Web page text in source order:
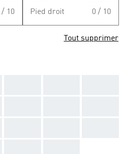
/ 10 Pied droit 0 / 10
Tout supprimer